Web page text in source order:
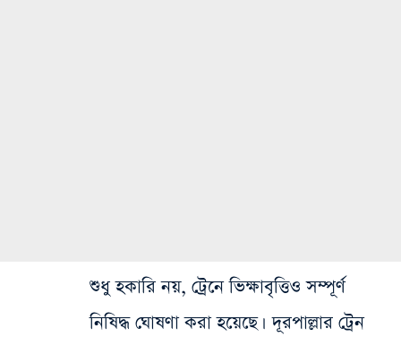
শুধু হকারি নয়, ট্রেনে ভিক্ষাবৃত্তিও সম্পূর্ণ
নিষিদ্ধ ঘোষণা করা হয়েছে। দূরপাল্লার ট্রেন